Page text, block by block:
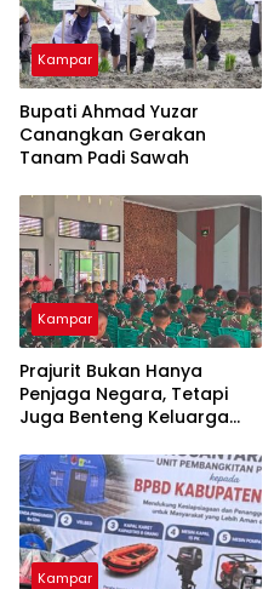
Kampar
Bupati Ahmad Yuzar
Canangkan Gerakan
Tanam Padi Sawah
Kampar
Prajurit Bukan Hanya
Penjaga Negara, Tetapi
Juga Benteng Keluarga
Kampar